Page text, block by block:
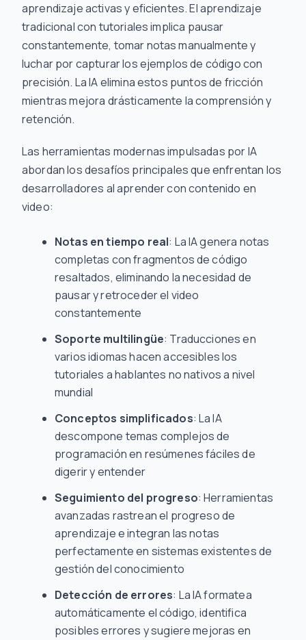
aprendizaje activas y eficientes. El aprendizaje
tradicional con tutoriales implica pausar
constantemente, tomar notas manualmente y
luchar por capturar los ejemplos de código con
precisión. La IA elimina estos puntos de fricción
mientras mejora drásticamente la comprensión y
retención.
Las herramientas modernas impulsadas por IA
abordan los desafíos principales que enfrentan los
desarrolladores al aprender con contenido en
video:
Notas en tiempo real: La IA genera notas
completas con fragmentos de código
resaltados, eliminando la necesidad de
pausar y retroceder el video
constantemente
Soporte multilingüe: Traducciones en
varios idiomas hacen accesibles los
tutoriales a hablantes no nativos a nivel
mundial
Conceptos simplificados: La IA
descompone temas complejos de
programación en resúmenes fáciles de
digerir y entender
Seguimiento del progreso: Herramientas
avanzadas rastrean el progreso de
aprendizaje e integran las notas
perfectamente en sistemas existentes de
gestión del conocimiento
Detección de errores: La IA formatea
automáticamente el código, identifica
posibles errores y sugiere mejoras en